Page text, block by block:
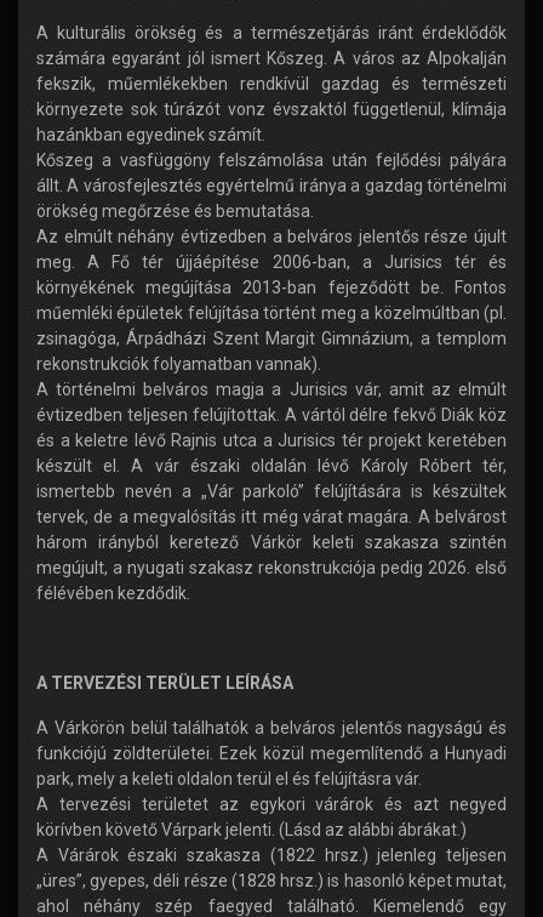
A kulturális örökség és a természetjárás iránt érdeklődők
számára egyaránt jól ismert Kőszeg. A város az Alpokalján
fekszik, műemlékekben rendkívül gazdag és természeti
környezete sok túrázót vonz évszaktól függetlenül, klímája
hazánkban egyedinek számít.
Kőszeg a vasfüggöny felszámolása után fejlődési pályára
állt. A városfejlesztés egyértelmű iránya a gazdag történelmi
örökség megőrzése és bemutatása.
Az elmúlt néhány évtizedben a belváros jelentős része újult
meg. A Fő tér újjáépítése 2006-ban, a Jurisics tér és
környékének megújítása 2013-ban fejeződött be. Fontos
műemléki épületek felújítása történt meg a közelmúltban (pl.
zsinagóga, Árpádházi Szent Margit Gimnázium, a templom
rekonstrukciók folyamatban vannak).
A történelmi belváros magja a Jurisics vár, amit az elmúlt
évtizedben teljesen felújítottak. A vártól délre fekvő Diák köz
és a keletre lévő Rajnis utca a Jurisics tér projekt keretében
készült el. A vár északi oldalán lévő Károly Róbert tér,
ismertebb nevén a „Vár parkoló” felújítására is készültek
tervek, de a megvalósítás itt még várat magára. A belvárost
három irányból keretező Várkör keleti szakasza szintén
megújult, a nyugati szakasz rekonstrukciója pedig 2026. első
félévében kezdődik.
A TERVEZÉSI TERÜLET LEÍRÁSA
A Várkörön belül találhatók a belváros jelentős nagyságú és
funkciójú zöldterületei. Ezek közül megemlítendő a Hunyadi
park, mely a keleti oldalon terül el és felújításra vár.
A tervezési területet az egykori várárok és azt negyed
körívben követő Várpark jelenti. (Lásd az alábbi ábrákat.)
A Várárok északi szakasza (1822 hrsz.) jelenleg teljesen
„üres”, gyepes, déli része (1828 hrsz.) is hasonló képet mutat,
ahol néhány szép faegyed található. Kiemelendő egy